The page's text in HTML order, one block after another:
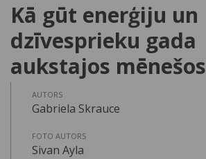
Kā gūt enerģiju un
dzīvesprieku gada
aukstajos mēnešos
AUTORS
Gabriela Skrauce
FOTO AUTORS
Sivan Ayla